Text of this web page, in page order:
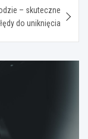
– skuteczne
do uniknięcia